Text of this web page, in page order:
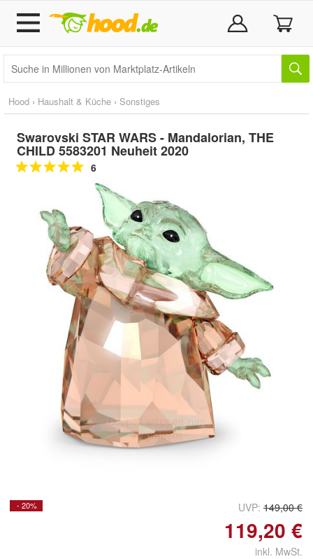
Hood › Haushalt & Küche › Sonstiges
Swarovski STAR WARS - Mandalorian, THE
CHILD 5583201 Neuheit 2020
6
Doppelt antippen zum
vergrößern
- 20% UVP: 149,00 €
119,20 €
inkl. MwSt.